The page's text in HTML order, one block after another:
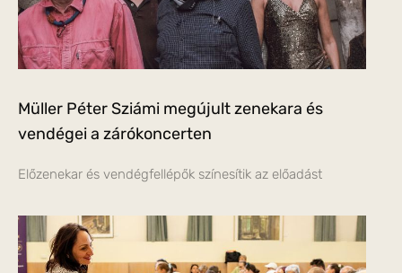
Müller Péter Sziámi megújult zenekara és
vendégei a zárókoncerten
Előzenekar és vendégfellépők színesítik az előadást